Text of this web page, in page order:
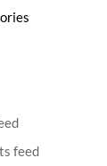
feed